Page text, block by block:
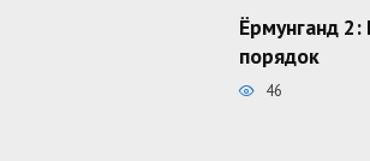
Ёрмунганд
порядок
46